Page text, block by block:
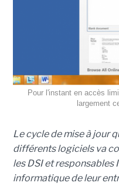
Pour l'instant en accès
largement
Le cycle de mise à jour
différents logiciels va
les DSI et responsables
informatique de leur